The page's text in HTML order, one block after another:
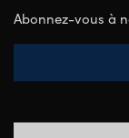
Abonnez-vous à